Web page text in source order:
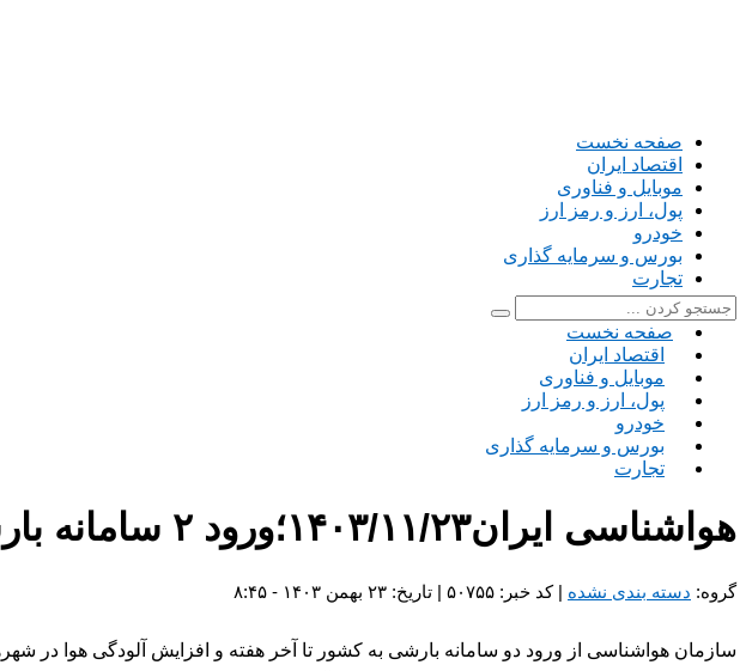
صفحه نخست
اقتصاد ایران
موبایل و فناوری
پول، ارز و رمز ارز
خودرو
بورس و سرمایه گذاری
تجارت
صفحه نخست
اقتصاد ایران
موبایل و فناوری
پول، ارز و رمز ارز
خودرو
بورس و سرمایه گذاری
تجارت
هواشناسی ایران۱۴۰۳/۱۱/۲۳؛ورود ۲ سامانه بارشی به کشور
گروه: دسته بندی نشده | کد خبر: ۵۰۷۵۵ | تاریخ: ۲۳ بهمن ۱۴۰۳ - ۸:۴۵
سازمان هواشناسی از ورود دو سامانه بارشی به کشور تا آخر هفته و افزایش آلودگی هوا در